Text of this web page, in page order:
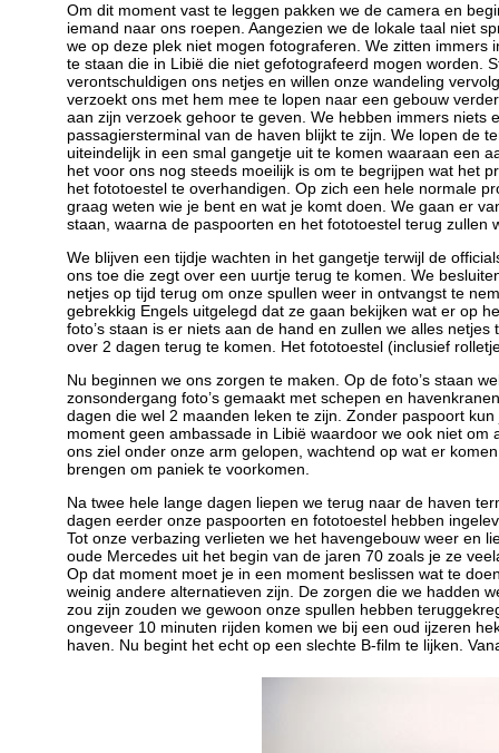
Om dit moment vast te leggen pakken we de camera en
iemand naar ons roepen. Aangezien we de lokale taal niet
we op deze plek niet mogen fotograferen. We zitten
te staan die in Libië die niet gefotografeerd mogen worden.
verontschuldigen ons netjes en willen onze wandeling
verzoekt ons met hem mee te lopen naar een gebouw
aan zijn verzoek gehoor te geven. We hebben immers
passagiersterminal van de haven blijkt te zijn. We lopen de
uiteindelijk in een smal gangetje uit te komen waaraan een
het voor ons nog steeds moeilijk is om te begrijpen wat het
het fototoestel te overhandigen. Op zich een hele normale
graag weten wie je bent en wat je komt doen. We gaan er
staan, waarna de paspoorten en het fototoestel terug zullen
We blijven een tijdje wachten in het gangetje terwijl de
ons toe die zegt over een uurtje terug te komen. We
netjes op tijd terug om onze spullen weer in ontvangst te
gebrekkig Engels uitgelegd dat ze gaan bekijken wat er op
foto’s staan is er niets aan de hand en zullen we alles
over 2 dagen terug te komen. Het fototoestel (inclusief
Nu beginnen we ons zorgen te maken. Op de foto’s staan
zonsondergang foto’s gemaakt met schepen en
dagen die wel 2 maanden leken te zijn. Zonder paspoort
moment geen ambassade in Libië waardoor we ook niet
ons ziel onder onze arm gelopen, wachtend op wat er
brengen om paniek te voorkomen.
Na twee hele lange dagen liepen we terug naar de haven
dagen eerder onze paspoorten en fototoestel hebben
Tot onze verbazing verlieten we het havengebouw weer en
oude Mercedes uit het begin van de jaren 70 zoals je ze
Op dat moment moet je in een moment beslissen wat te
weinig andere alternatieven zijn. De zorgen die we hadden
zou zijn zouden we gewoon onze spullen hebben
ongeveer 10 minuten rijden komen we bij een oud ijzeren
haven. Nu begint het echt op een slechte B-film te lijken.